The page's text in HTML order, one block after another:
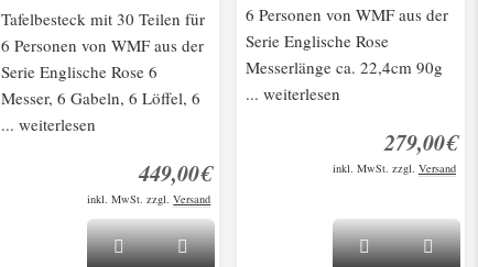
Tafelbesteck mit 30 Teilen für
6 Personen von WMF aus der
Serie Englische Rose 6
Messer, 6 Gabeln, 6 Löffel, 6
... weiterlesen
449,00€
inkl. MwSt. zzgl.Versand
6 Personen von WMF aus der
Serie Englische Rose
Messerlänge ca. 22,4cm 90g
... weiterlesen
279,00€
inkl. MwSt. zzgl. Versand